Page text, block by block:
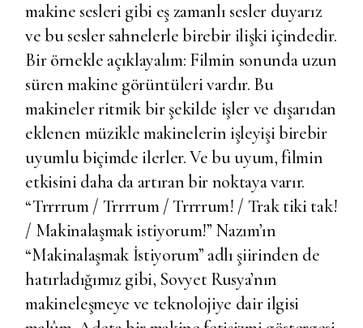
makine sesleri gibi eş zamanlı sesler duyarız
ve bu sesler sahnelerle birebir ilişki içindedir.
Bir örnekle açıklayalım: Filmin sonunda uzun
süren makine görüntüleri vardır. Bu
makineler ritmik bir şekilde işler ve dışarıdan
eklenen müzikle makinelerin işleyişi birebir
uyumlu biçimde ilerler. Ve bu uyum, filmin
etkisini daha da artıran bir noktaya varır.
“Trrrrum / Trrrrum / Trrrrum! / Trak tiki tak!
/ Makinalaşmak istiyorum!” Nazım’ın
“Makinalaşmak İstiyorum” adlı şiirinden de
hatırladığımız gibi, Sovyet Rusya’nın
makineleşmeye ve teknolojiye dair ilgisi